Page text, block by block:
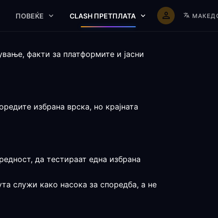
ПОВЕЌЕ CLASH ПРЕТПЛАТА
факти за платформите и јасни
избрана врска, но крајната
да тестираат една избрана
служи како насока за споредба, а не